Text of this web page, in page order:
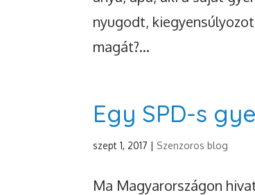
nyugodt,
magát?...
Egy SPD-s
szept 1, 2017 | Szenzoros blog
Ma Magyarországon